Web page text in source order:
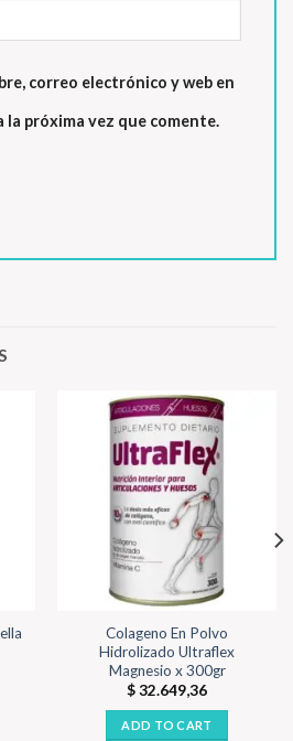
correo electrónico y web en
la próxima vez que comente.
Colageno En Polvo
Hidrolizado Ultraflex
Magnesio x 300gr
$32.649,36
ADD TO CART